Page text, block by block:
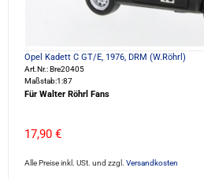
Opel Kadett C GT/E, 1976, DRM (W.Röhrl)
Art.Nr.: Bre20405
Maßstab:1:87
Für Walter Röhrl Fans
17,90 €
Alle Preise inkl. USt. und zzgl. Versandkosten